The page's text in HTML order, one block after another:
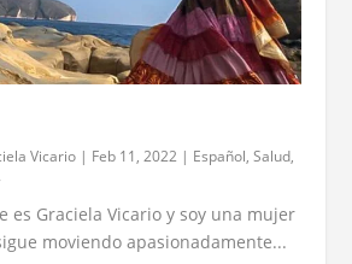
Vicario | Feb 11, 2022 | Español,Salud,
es Graciela Vicario y soy una mujer
moviendo apasionadamente...